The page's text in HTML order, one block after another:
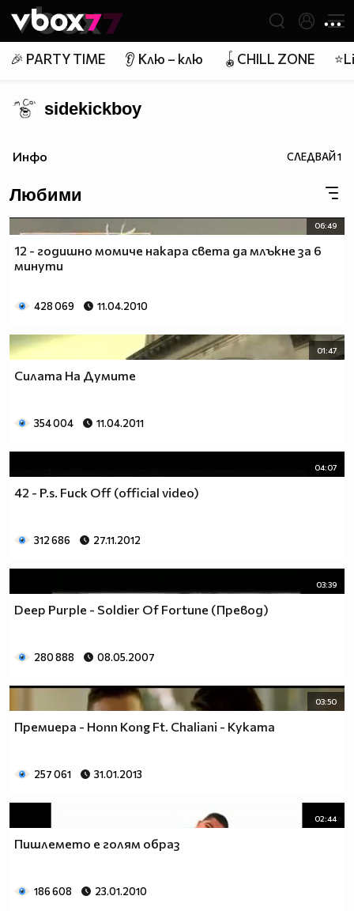
👾
🎉 PARTY TIME 👂 Клю – клю 🪀CHILL ZONE
sidekickboy
Инфо СЛЕДВАЙ1
Любими
06:49
12 - годишно момиче накара света да млъкне за 6
минути
428 069 11.04.2010
01:47
Силата На Думите
354 004 11.04.2011
04:07
42 - P.s. Fuck Off (official video)
312 686 27.11.2012
03:39
Deep Purple - Soldier Of Fortune (Превод)
280 888 08.05.2007
03:50
Премиера - Honn Kong Ft. Chaliani - Куката
257 061 31.01.2013
02:44
Пишлемето е голям образ
186 608 23.01.2010